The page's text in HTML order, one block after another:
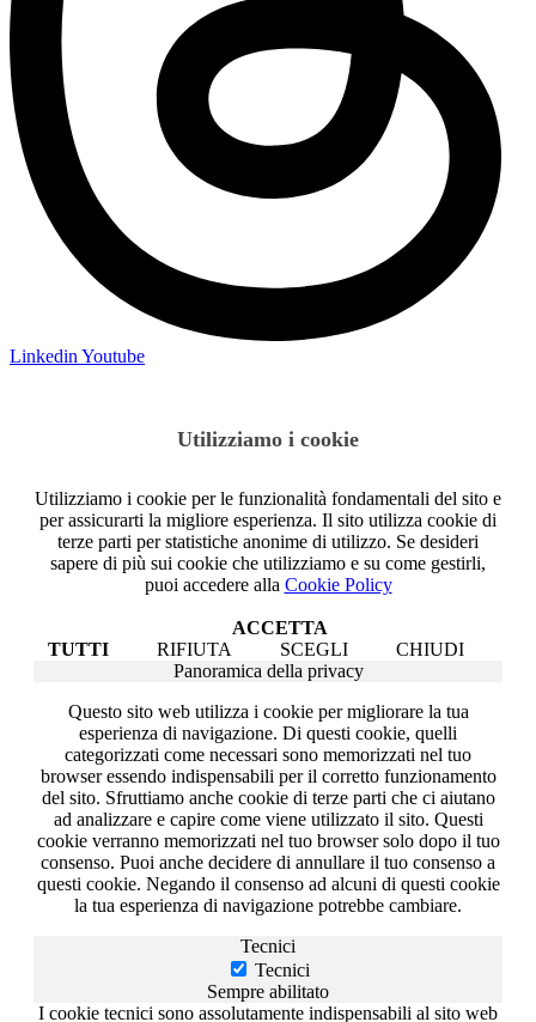
Linkedin Youtube
Utilizziamo i cookie
Utilizziamo i cookie per le funzionalità fondamentali del sito e
per assicurarti la migliore esperienza. Il sito utilizza cookie di
terze parti per statistiche anonime di utilizzo. Se desideri
sapere di più sui cookie che utilizziamo e su come gestirli,
puoi accedere alla Cookie Policy
ACCETTA
TUTTI
RIFIUTA SCEGLI
CHIUDI
Panoramica della privacy
Questo sito web utilizza i cookie per migliorare la tua
esperienza di navigazione. Di questi cookie, quelli
categorizzati come necessari sono memorizzati nel tuo
browser essendo indispensabili per il corretto funzionamento
del sito. Sfruttiamo anche cookie di terze parti che ci aiutano
ad analizzare e capire come viene utilizzato il sito. Questi
cookie verranno memorizzati nel tuo browser solo dopo il tuo
consenso. Puoi anche decidere di annullare il tuo consenso a
questi cookie. Negando il consenso ad alcuni di questi cookie
la tua esperienza di navigazione potrebbe cambiare.
Tecnici
Tecnici
Sempre abilitato
I cookie tecnici sono assolutamente indispensabili al sito web